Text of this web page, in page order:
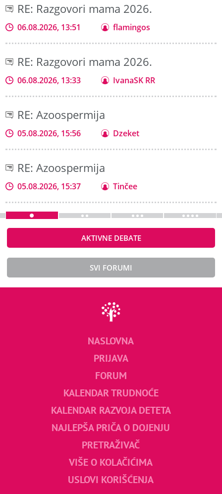
RE: Razgovori mama 2026.
06.08.2026, 13:51 flamingos
RE: Razgovori mama 2026.
06.08.2026, 13:33 IvanaSK RR
RE: Azoospermija
05.08.2026, 15:56 Dzeket
RE: Azoospermija
05.08.2026, 15:37 Tinčee
AKTIVNE DEBATE
SVI FORUMI
NASLOVNA
PRIJAVA
FORUM
KALENDAR TRUDNOĆE
KALENDAR RAZVOJA DETETA
NAJLEPŠA PRIČA O DOJENJU
PRETRAŽIVAČ
VIŠE O KOLAČIĆIMA
USLOVI KORIŠĆENJA